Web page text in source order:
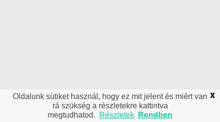
Oldalunk sütiket használ, hogy ez mit jelent és miért van
rá szükség a részletekre kattintva
megtudhatod.
Részletek Rendben
X